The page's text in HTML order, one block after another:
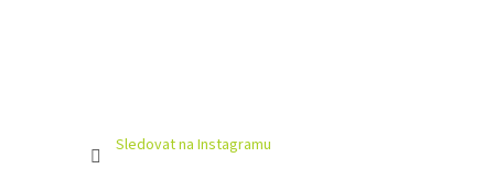
Sledovat na Instagramu